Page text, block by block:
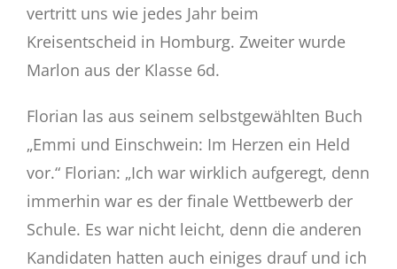
vertritt uns wie jedes Jahr beim
Kreisentscheid in Homburg. Zweiter wurde
Marlon aus der Klasse 6d.
Florian las aus seinem selbstgewählten Buch
„Emmi und Einschwein: Im Herzen ein Held
vor.“ Florian: „Ich war wirklich aufgeregt, denn
immerhin war es der finale Wettbewerb der
Schule. Es war nicht leicht, denn die anderen
Kandidaten hatten auch einiges drauf und ich